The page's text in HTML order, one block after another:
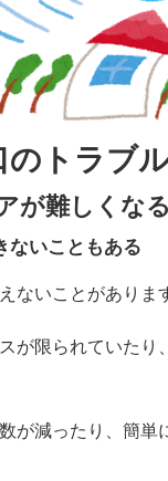
のトラブ
が難しくなる
ないこともある
ないことがありま
が限られていたり
が減ったり、簡単